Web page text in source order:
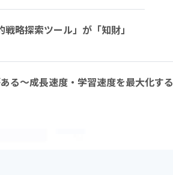
略探索ツール」が「知財」
る～成長速度・学習速度を最大化する